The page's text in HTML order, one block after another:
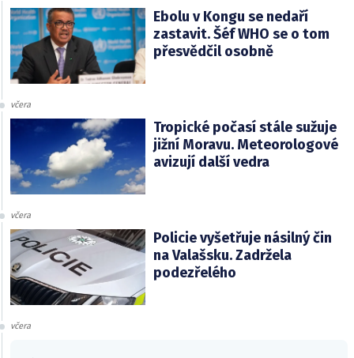
Ebolu v Kongu se nedaří
zastavit. Šéf WHO se o tom
přesvědčil osobně
včera
Tropické počasí stále sužuje
jižní Moravu. Meteorologové
avizují další vedra
včera
Policie vyšetřuje násilný čin
na Valašsku. Zadržela
podezřelého
včera